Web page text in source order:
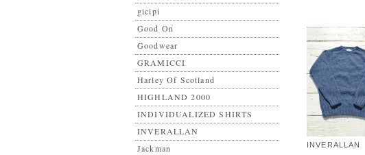
gicipi
Good On
Goodwear
GRAMICCI
Harley Of Scotland
HIGHLAND 2000
INDIVIDUALIZED SHIRTS
INVERALLAN
Jackman
INVERALLAN